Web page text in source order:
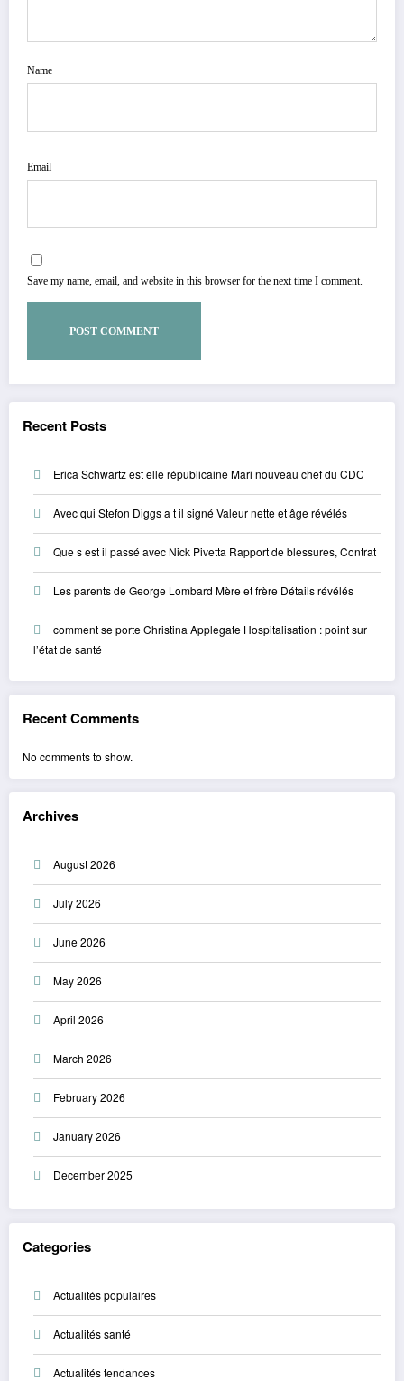
Name
Email
Save my name, email, and website in this browser for the next time I comment.
Recent Posts
Erica Schwartz est elle républicaine Mari nouveau chef du CDC
Avec qui Stefon Diggs a t il signé Valeur nette et âge révélés
Que s est il passé avec Nick Pivetta Rapport de blessures, Contrat
Les parents de George Lombard Mère et frère Détails révélés
comment se porte Christina Applegate Hospitalisation : point sur
l’état de santé
Recent Comments
No comments to show.
Archives
August 2026
July 2026
June 2026
May 2026
April 2026
March 2026
February 2026
January 2026
December 2025
Categories
Actualités populaires
Actualités santé
Actualités tendances